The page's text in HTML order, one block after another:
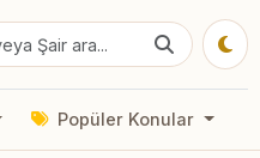
Popüler Konular